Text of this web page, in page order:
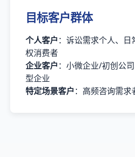
目标客户群体
个人客户：诉讼需求个人、
权消费者
企业客户：小微企业/初创公
型企业
特定场景客户：高频咨询需求